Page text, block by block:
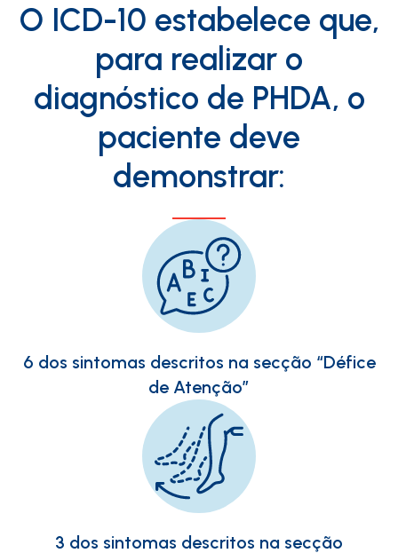
O ICD-10 estabelece que,
para realizar o
diagnóstico de PHDA, o
paciente deve
demonstrar:
6 dos sintomas descritos na secção “Défice
de Atenção”
3 dos sintomas descritos na secção